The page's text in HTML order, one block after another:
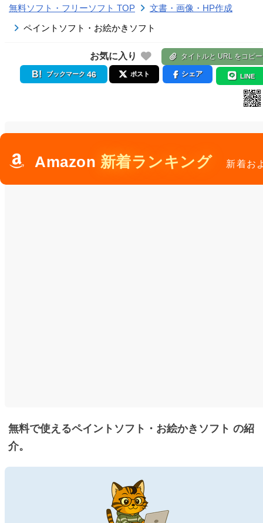
無料ソフト・フリーソフト TOP
文書・画像・HP作成
ペイントソフト・お絵かきソフト
お気に入り タイトルと URL をコピー
ブックマーク 46 ポスト シェア LINE
Amazon 新着ランキング 新着お
無料で使えるペイントソフト・お絵かきソフト の紹
介。